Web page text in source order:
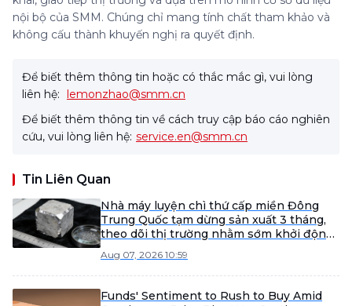
nội bộ của SMM. Chúng chỉ mang tính chất tham khảo và
không cấu thành khuyến nghị ra quyết định.
Để biết thêm thông tin hoặc có thắc mắc gì, vui lòng
liên hệ: lemonzhao@smm.cn
Để biết thêm thông tin về cách truy cập báo cáo nghiên
cứu, vui lòng liên hệ: service.en@smm.cn
Tin Liên Quan
Nhà máy luyện chì thứ cấp miền Đông
Trung Quốc tạm dừng sản xuất 3 tháng,
theo dõi thị trường nhằm sớm khởi động
Aug 07, 2026 10:59
Funds' Sentiment to Rush to Buy Amid